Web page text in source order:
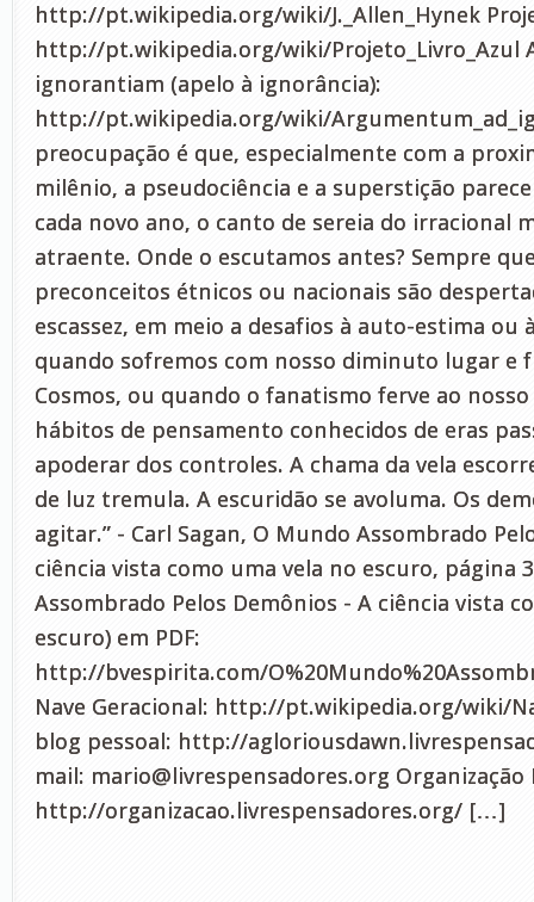
http://pt.wikipedia.org/wiki/J._Allen_Hynek
http://pt.wikipedia.org/wiki/Projeto_Livro_Azul
ignorantiam (apelo à ignorância):
http://pt.wikipedia.org/wiki/
preocupação é que, especialmente com a
milênio, a pseudociência e a superstição
cada novo ano, o canto de sereia do irracional
atraente. Onde o escutamos antes? Sempre
preconceitos étnicos ou nacionais são
escassez, em meio a desafios à auto-estima ou
quando sofremos com nosso diminuto lugar e
Cosmos, ou quando o fanatismo ferve ao
hábitos de pensamento conhecidos de eras
apoderar dos controles. A chama da vela
de luz tremula. A escuridão se avoluma. Os
agitar.” - Carl Sagan, O Mundo Assombrado
ciência vista como uma vela no escuro, página
Assombrado Pelos Demônios - A ciência vista
escuro) em PDF:
http://bvespirita.com/
Nave Geracional: http://pt.wikipedia.org/wiki/
blog pessoal: http://
mail: mario@livrespensadores.org Organização
http://organizacao.livrespensadores.org/ […]